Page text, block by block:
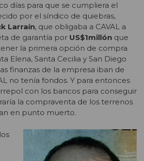
días para que se cumpliera el
por el síndico de quiebras,
Larraín, que obligaba a CAVAL a
de garantía por US$1millón que
la primera opción de compra
Elena, Santa Cecilia y San Diego
finanzas de la empresa iban de
no tenía fondos. Y para entonces
con los bancos para conseguir
la compraventa de los terrenos
en punto muerto.